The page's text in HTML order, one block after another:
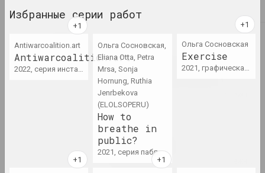
2023 Таша Кацуба
209 дней серого: смерть
физического, бессмертие
духовного
2023. персональная выставка, зарубежное событие
Сергей Шабохин
Атлас тектонических
ландшафтов
2023. персональная выставка, зарубежное событие
Избранные серии работ
Antiwarcoalition.art
Antiwarcoalition.art
2022, серия инсталляций, серия видео
Ольга Сосновская,
Eliana Otta, Petra
Mrsa, Sonja
Hornung, Ruthia
Jenrbekova
(ELOLSOPERU)
How to
breathe in
public?
2021, серия паблик-арт произведений
Ольга Сосновская
Exercise
2021, графическая серия